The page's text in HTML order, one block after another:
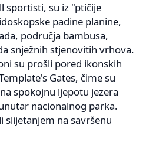
sportisti, su iz "ptičije
padine planine,
područja bambusa,
snježnih stjenovitih vrhova.
su prošli pored ikonskih
Gates, čime su
spokojnu ljepotu jezera
nacionalnog parka.
slijetanjem na savršenu